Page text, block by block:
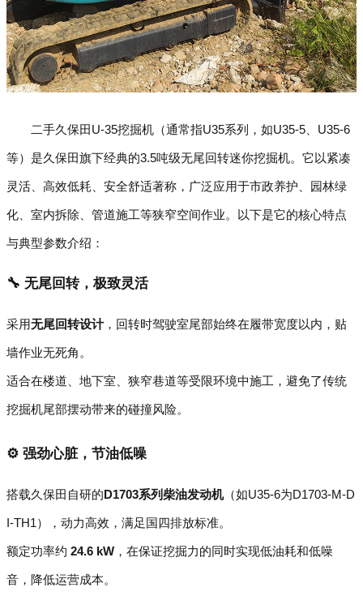
二手久保田U-35挖掘机（通常指U35系列，如U35-5、U35-6
等）是久保田旗下经典的3.5吨级无尾回转迷你挖掘机。它以紧凑
灵活、高效低耗、安全舒适著称，广泛应用于市政养护、园林绿
化、室内拆除、管道施工等狭窄空间作业。以下是它的核心特点
与典型参数介绍：
🔧 无尾回转，极致灵活
采用无尾回转设计，回转时驾驶室尾部始终在履带宽度以内，贴
墙作业无死角。
适合在楼道、地下室、狭窄巷道等受限环境中施工，避免了传统
挖掘机尾部摆动带来的碰撞风险。
⚙️ 强劲心脏，节油低噪
搭载久保田自研的D1703系列柴油发动机（如U35-6为D1703-M-D
I-TH1），动力高效，满足国四排放标准。
额定功率约 24.6 kW ，在保证挖掘力的同时实现低油耗和低噪
音，降低运营成本。